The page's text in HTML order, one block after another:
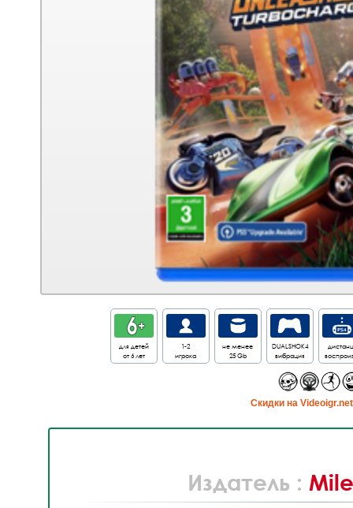
для детей
от 6 лет
1-2
игрока
не менее
25 Gb
DUALSHOK4
вибрация
Cкидки на
Издатель :